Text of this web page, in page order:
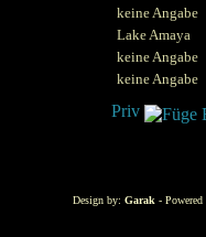
keine Angabe
Lake Amaya
keine Angabe
keine Angabe
Design by: Garak -